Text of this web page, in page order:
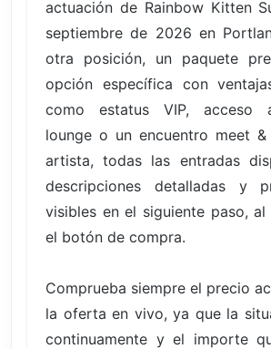
actuación de Rainbow Kitten
septiembre de 2026 en
otra posición, un paquete
opción específica con
como estatus VIP, acceso
lounge o un encuentro meet
artista, todas las entradas
descripciones detalladas y
visibles en el siguiente paso,
el botón de compra.
Comprueba siempre el precio
la oferta en vivo, ya que la
continuamente y el importe